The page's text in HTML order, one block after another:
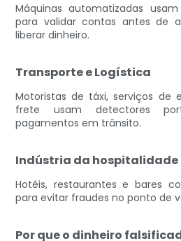
Máquinas automatizadas
para validar contas antes de
liberar dinheiro.
Transporte e Logística
Motoristas de táxi, serviços de
frete usam detectores
pagamentos em trânsito.
Indústria da hospitalidade
Hotéis, restaurantes e bares
para evitar fraudes no ponto de
Por que o dinheiro